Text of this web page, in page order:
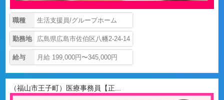
職種 生活支援員/グループホーム
勤務地 広島県広島市佐伯区八幡2-24-14
給与 月給 199,000円〜345,000円
（福山市王子町）医療事務員【正...